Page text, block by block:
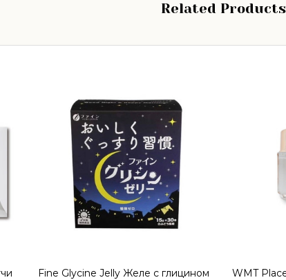
Related Products
Fine Glycine Jelly Желе с глицином
WMT